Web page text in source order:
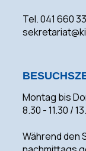
Tel. 041 660
Montag bis
8.30 - 11.30 /
Während den